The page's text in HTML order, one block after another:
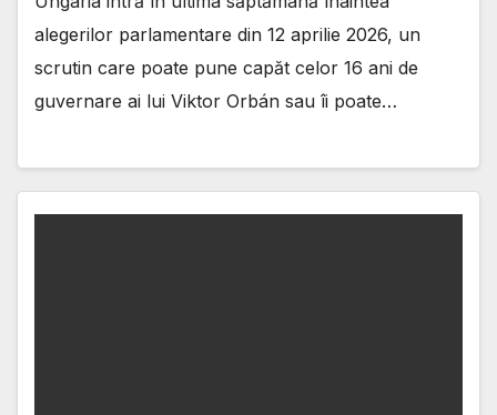
alegerilor parlamentare din 12 aprilie 2026, un
scrutin care poate pune capăt celor 16 ani de
guvernare ai lui Viktor Orbán sau îi poate…